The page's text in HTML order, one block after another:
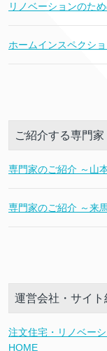
リノベーションのた
ホームインスペクショ
ご紹介する専門家
専門家のご紹介 ～山
専門家のご紹介 ～来
運営会社・サイト
注文住宅・リノベー
HOME